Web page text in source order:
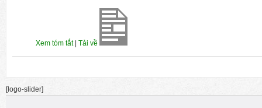
Xem tóm tắt| Tải về
[logo-slider]